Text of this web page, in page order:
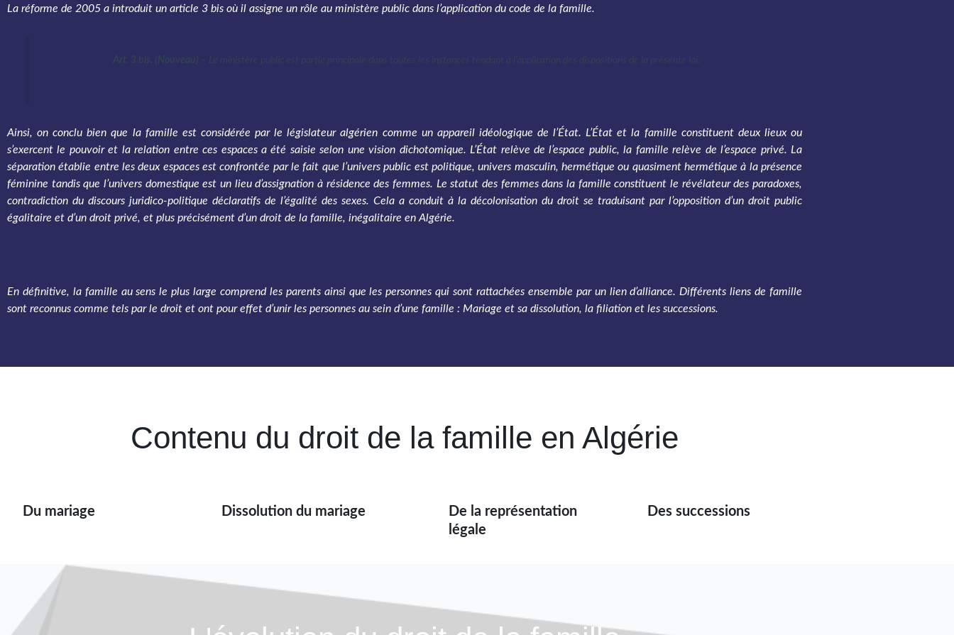
La réforme de 2005 a introduit un article 3 bis où il assigne un rôle au ministère public dans l’application du code de la famille.
Ainsi, on conclu bien que la famille est considérée par le législateur algérien comme un appareil idéologique de l’État. L’État et la famille constituent deux lieux ou
s’exercent le pouvoir et la relation entre ces espaces a été saisie selon une vision dichotomique. L’État relève de l’espace public, la famille relève de l’espace privé. La
séparation établie entre les deux espaces est confrontée par le fait que l’univers public est politique, univers masculin, hermétique ou quasiment hermétique à la présence
féminine tandis que l’univers domestique est un lieu d’assignation à résidence des femmes. Le statut des femmes dans la famille constituent le révélateur des paradoxes,
contradiction du discours juridico-politique déclaratifs de l’égalité des sexes. Cela a conduit à la décolonisation du droit se traduisant par l’opposition d’un droit public
égalitaire et d’un droit privé, et plus précisément d’un droit de la famille, inégalitaire en Algérie.
En définitive, la famille au sens le plus large comprend les parents ainsi que les personnes qui sont rattachées ensemble par un lien d’alliance. Différents liens de famille
sont reconnus comme tels par le droit et ont pour effet d’unir les personnes au sein d’une famille : Mariage et sa dissolution, la filiation et les successions.
Contenu du droit de la famille en Algérie
Du mariage Dissolution du mariage
De la représentation
légale
Des successions